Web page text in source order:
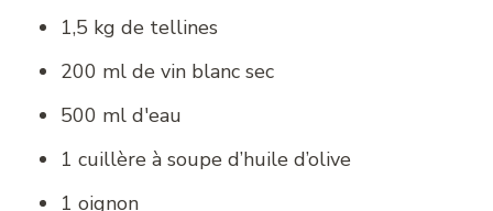
1,5 kg de tellines
200 ml de vin blanc sec
500 ml d'eau
1 cuillère à soupe d’huile d’olive
1 oignon